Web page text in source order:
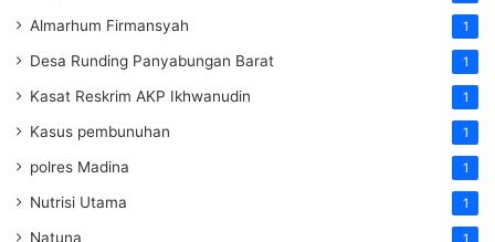
Almarhum Firmansyah 1
Desa Runding Panyabungan Barat 1
Kasat Reskrim AKP Ikhwanudin 1
Kasus pembunuhan 1
polres Madina 1
Nutrisi Utama 1
Natuna 1